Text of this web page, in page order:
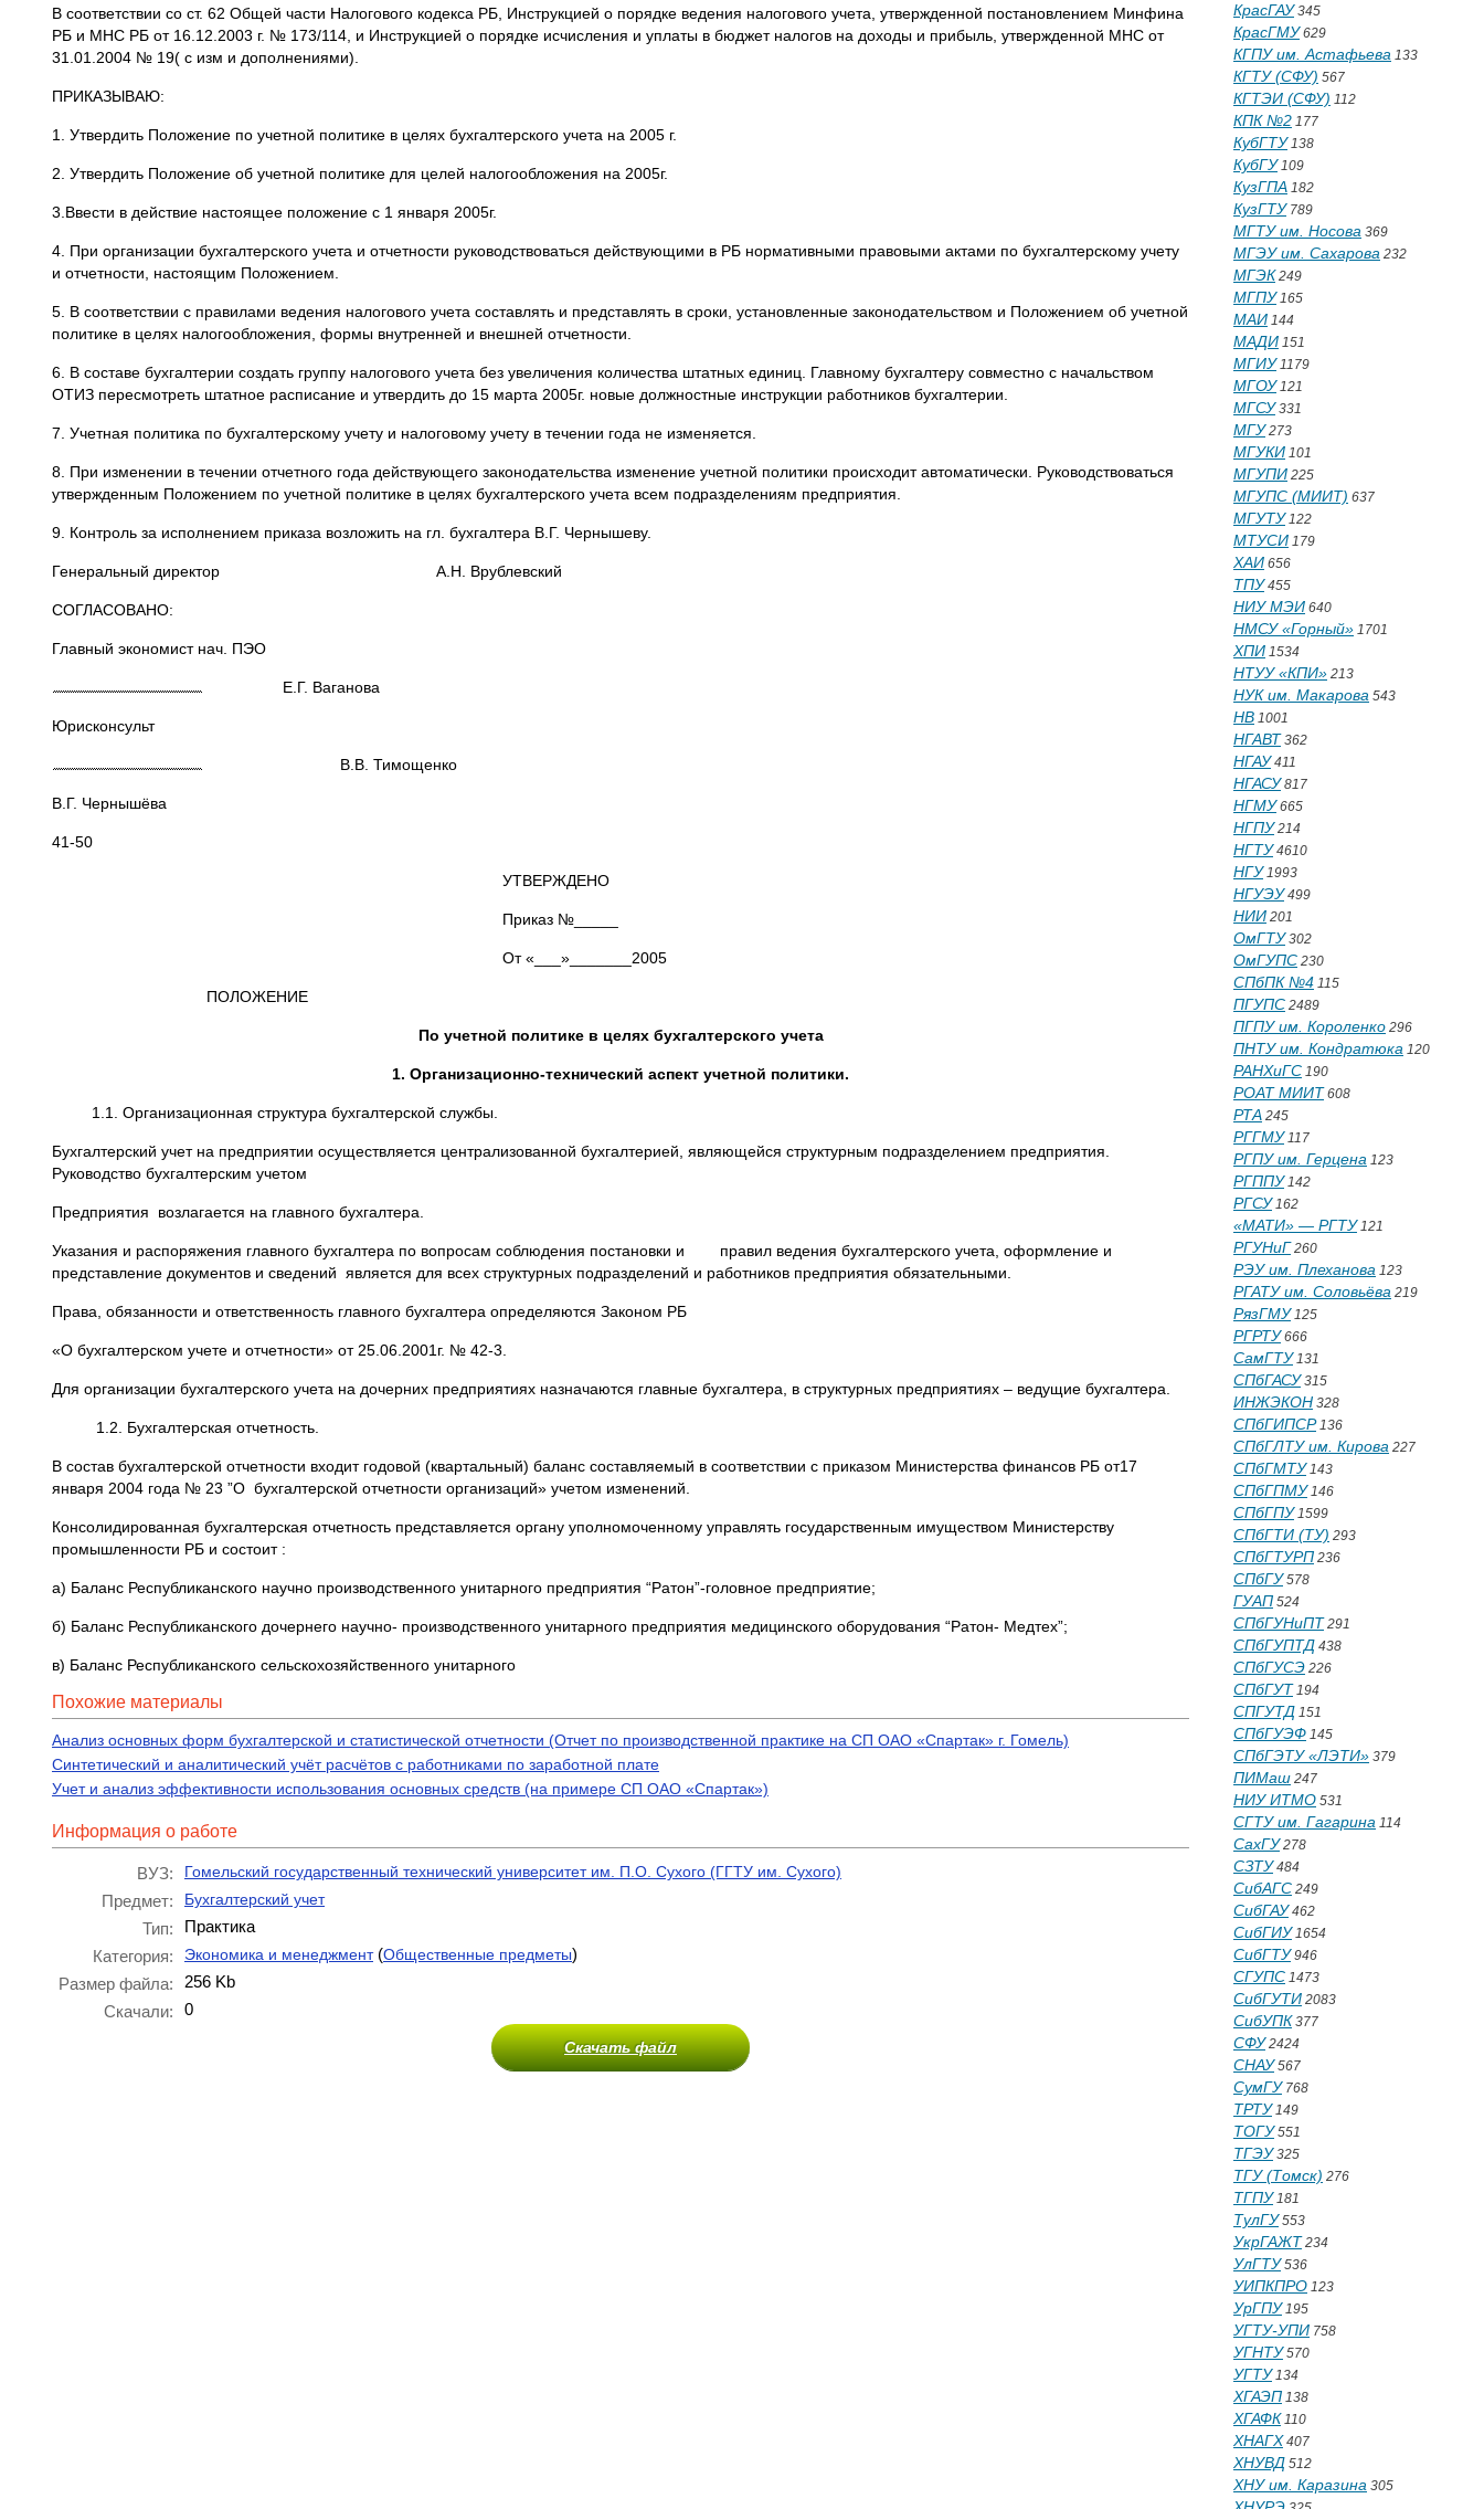
В соответствии со ст. 62 Общей части Налогового кодекса РБ, Инструкцией о порядке ведения налогового учета, утвержденной постановлением Минфина
РБ и МНС РБ от 16.12.2003 г. № 173/114, и Инструкцией о порядке исчисления и уплаты в бюджет налогов на доходы и прибыль, утвержденной МНС от
31.01.2004 № 19( с изм и дополнениями).
ПРИКАЗЫВАЮ:
1. Утвердить Положение по учетной политике в целях бухгалтерского учета на 2005 г.
2. Утвердить Положение об учетной политике для целей налогообложения на 2005г.
3.Ввести в действие настоящее положение с 1 января 2005г.
4. При организации бухгалтерского учета и отчетности руководствоваться действующими в РБ нормативными правовыми актами по бухгалтерскому учету
и отчетности, настоящим Положением.
5. В соответствии с правилами ведения налогового учета составлять и представлять в сроки, установленные законодательством и Положением об учетной
политике в целях налогообложения, формы внутренней и внешней отчетности.
6. В составе бухгалтерии создать группу налогового учета без увеличения количества штатных единиц. Главному бухгалтеру совместно с начальством
ОТИЗ пересмотреть штатное расписание и утвердить до 15 марта 2005г. новые должностные инструкции работников бухгалтерии.
7. Учетная политика по бухгалтерскому учету и налоговому учету в течении года не изменяется.
8. При изменении в течении отчетного года действующего законодательства изменение учетной политики происходит автоматически. Руководствоваться
утвержденным Положением по учетной политике в целях бухгалтерского учета всем подразделениям предприятия.
9. Контроль за исполнением приказа возложить на гл. бухгалтера В.Г. Чернышеву.
Генеральный директор А.Н. Врублевский
СОГЛАСОВАНО:
Главный экономист нач. ПЭО
Е.Г. Ваганова
Юрисконсульт
В.В. Тимощенко
В.Г. Чернышёва
41-50
УТВЕРЖДЕНО
Приказ №_____
От «___»_______2005
ПОЛОЖЕНИЕ
По учетной политике в целях бухгалтерского учета
1. Организационно-технический аспект учетной политики.
1.1. Организационная структура бухгалтерской службы.
Бухгалтерский учет на предприятии осуществляется централизованной бухгалтерией, являющейся структурным подразделением предприятия.
Руководство бухгалтерским учетом
Предприятия возлагается на главного бухгалтера.
Указания и распоряжения главного бухгалтера по вопросам соблюдения постановки и правил ведения бухгалтерского учета, оформление и
представление документов и сведений является для всех структурных подразделений и работников предприятия обязательными.
Права, обязанности и ответственность главного бухгалтера определяются Законом РБ
«О бухгалтерском учете и отчетности» от 25.06.2001г. № 42-3.
Для организации бухгалтерского учета на дочерних предприятиях назначаются главные бухгалтера, в структурных предприятиях – ведущие бухгалтера.
1.2. Бухгалтерская отчетность.
В состав бухгалтерской отчетности входит годовой (квартальный) баланс составляемый в соответствии с приказом Министерства финансов РБ от17
января 2004 года № 23 ”О бухгалтерской отчетности организаций» учетом изменений.
Консолидированная бухгалтерская отчетность представляется органу уполномоченному управлять государственным имуществом Министерству
промышленности РБ и состоит :
а) Баланс Республиканского научно производственного унитарного предприятия “Ратон”-головное предприятие;
б) Баланс Республиканского дочернего научно- производственного унитарного предприятия медицинского оборудования “Ратон- Медтех”;
в) Баланс Республиканского сельскохозяйственного унитарного
Похожие материалы
Анализ основных форм бухгалтерской и статистической отчетности (Отчет по производственной практике на СП ОАО «Спартак» г. Гомель)
Синтетический и аналитический учёт расчётов с работниками по заработной плате
Учет и анализ эффективности использования основных средств (на примере СП ОАО «Спартак»)
Информация о работе
ВУЗ: Гомельский государственный технический университет им. П.О. Сухого (ГГТУ им. Сухого)
Предмет: Бухгалтерский учет
Тип:
Практика
Категория:
Экономика и менеджмент(Общественные предметы)
Размер файла:
256 Kb
Скачали:
0
Скачать файл
КрасГАУ345
КрасГМУ629
КГПУ им. Астафьева 133
КГТУ (СФУ) 567
КГТЭИ (СФУ) 112
КПК №2 177
КубГТУ138
КубГУ109
КузГПА 182
КузГТУ789
МГТУ им. Носова 369
МГЭУ им. Сахарова 232
МГЭК 249
МГПУ165
МАИ 144
МАДИ 151
МГИУ1179
МГОУ121
МГСУ331
МГУ273
МГУКИ 101
МГУПИ 225
МГУПС (МИИТ) 637
МГУТУ122
МТУСИ 179
ХАИ 656
ТПУ455
НИУ МЭИ 640
НМСУ «Горный» 1701
ХПИ 1534
НТУУ «КПИ» 213
НУК им. Макарова 543
НВ 1001
НГАВТ 362
НГАУ411
НГАСУ817
НГМУ665
НГПУ214
НГТУ4610
НГУ1993
НГУЭУ499
НИИ 201
ОмГТУ302
ОмГУПС 230
СПбПК №4 115
ПГУПС 2489
ПГПУ им. Короленко 296
ПНТУ им. Кондратюка 120
РАНХиГС 190
РОАТ МИИТ 608
РТА 245
РГГМУ117
РГПУ им. Герцена 123
РГППУ142
РГСУ162
«МАТИ» — РГТУ121
РГУНиГ 260
РЭУ им. Плеханова 123
РГАТУ им. Соловьёва 219
РязГМУ125
РГРТУ666
СамГТУ131
СПбГАСУ315
ИНЖЭКОН 328
СПбГИПСР136
СПбГЛТУ им. Кирова 227
СПбГМТУ143
СПбГПМУ146
СПбГПУ1599
СПбГТИ (ТУ) 293
СПбГТУРП 236
СПбГУ578
ГУАП 524
СПбГУНиПТ 291
СПбГУПТД 438
СПбГУСЭ 226
СПбГУТ 194
СПГУТД 151
СПбГУЭФ 145
СПбГЭТУ «ЛЭТИ» 379
ПИМаш 247
НИУ ИТМО 531
СГТУ им. Гагарина 114
СахГУ278
СЗТУ484
СибАГС 249
СибГАУ462
СибГИУ1654
СибГТУ946
СГУПС 1473
СибГУТИ 2083
СибУПК 377
СФУ2424
СНАУ567
СумГУ768
ТРТУ149
ТОГУ551
ТГЭУ325
ТГУ (Томск) 276
ТГПУ181
ТулГУ553
УкрГАЖТ 234
УлГТУ536
УИПКПРО 123
УрГПУ195
УГТУ-УПИ 758
УГНТУ570
УГТУ134
ХГАЭП 138
ХГАФК 110
ХНАГХ 407
ХНУВД 512
ХНУ им. Каразина 305